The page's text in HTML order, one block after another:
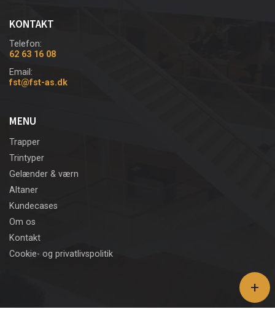
KONTAKT
Telefon:
62 63 16 08
Email:
fst@fst-as.dk
MENU
Trapper
Trintyper
Gelænder & værn
Altaner
Kundecases
Om os
Kontakt
Cookie- og privatlivspolitik
+